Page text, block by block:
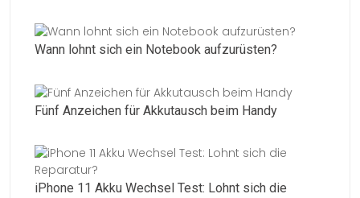
Wann lohnt sich ein Notebook aufzurüsten?
Fünf Anzeichen für Akkutausch beim Handy
iPhone 11 Akku Wechsel Test: Lohnt sich die